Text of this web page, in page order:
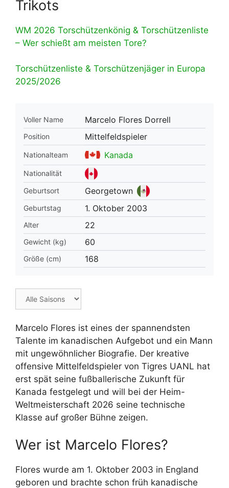
Trikots
WM 2026 Torschützenkönig & Torschützenliste
– Wer schießt am meisten Tore?
Torschützenliste & Torschützenjäger in Europa
2025/2026
Voller Name Marcelo Flores Dorrell
Position Mittelfeldspieler
Nationalteam Kanada
Nationalität
Geburtsort
Georgetown
Geburtstag 1. Oktober 2003
Alter 22
Gewicht (kg) 60
Größe (cm) 168
Marcelo Flores ist eines der spannendsten
Talente im kanadischen Aufgebot und ein Mann
mit ungewöhnlicher Biografie. Der kreative
offensive Mittelfeldspieler von Tigres UANL hat
erst spät seine fußballerische Zukunft für
Kanada festgelegt und will bei der Heim-
Weltmeisterschaft 2026 seine technische
Klasse auf großer Bühne zeigen.
Wer ist Marcelo Flores?
Flores wurde am 1. Oktober 2003 in England
geboren und brachte schon früh kanadische